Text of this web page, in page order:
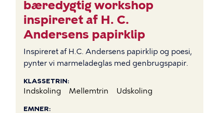
bæredygtig workshop
inspireret af H. C.
Andersens papirklip
Inspireret af H.C. Andersens papirklip og poesi,
pynter vi marmeladeglas med genbrugspapir.
KLASSETRIN
Indskoling Mellemtrin Udskoling
EMNER